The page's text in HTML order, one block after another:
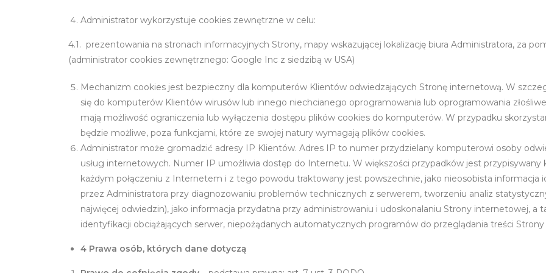
Administrator wykorzystuje cookies zewnętrzne w celu:
4.1. prezentowania na stronach informacyjnych Strony, mapy wskazującej lokalizację biura Administratora, za
(administrator cookies zewnętrznego: Google Inc z siedzibą w USA)
Mechanizm cookies jest bezpieczny dla komputerów Klientów odwiedzających Stronę internetową. W
się do komputerów Klientów wirusów lub innego niechcianego oprogramowania lub oprogramowania
mają możliwość ograniczenia lub wyłączenia dostępu plików cookies do komputerów. W przypadku
będzie możliwe, poza funkcjami, które ze swojej natury wymagają plików cookies.
Administrator może gromadzić adresy IP Klientów. Adres IP to numer przydzielany komputerowi osoby
usług internetowych. Numer IP umożliwia dostęp do Internetu. W większości przypadków jest
każdym połączeniu z Internetem i z tego powodu traktowany jest powszechnie, jako nieosobista informacja
przez Administratora przy diagnozowaniu problemów technicznych z serwerem, tworzeniu analiz
najwięcej odwiedzin), jako informacja przydatna przy administrowaniu i udoskonalaniu Strony internetowej, a
identyfikacji obciążających serwer, niepożądanych automatycznych programów do przeglądania treści
4 Prawa osób, których dane dotyczą